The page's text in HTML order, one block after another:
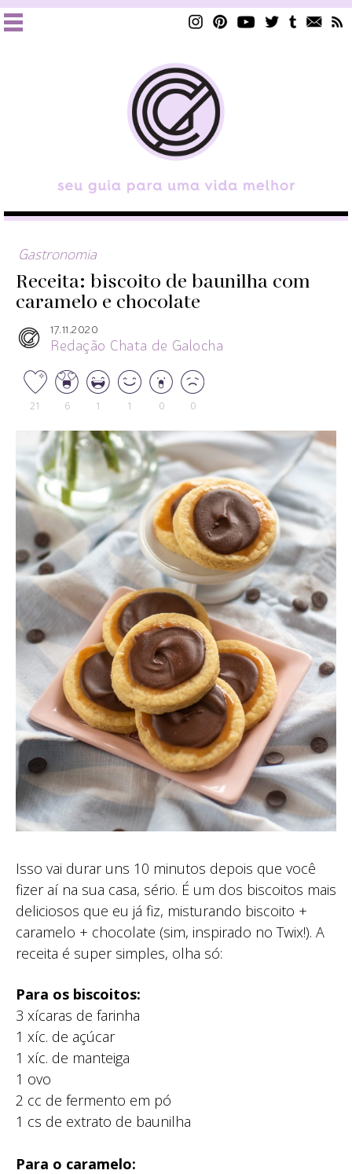
Gastronomia
Receita: biscoito de baunilha com
caramelo e chocolate
17.11.2020
Redação Chata de Galocha
21 6 1 1 0 0
Isso vai durar uns 10 minutos depois que você
fizer aí na sua casa, sério. É um dos biscoitos mais
deliciosos que eu já fiz, misturando biscoito +
caramelo + chocolate (sim, inspirado no Twix!). A
receita é super simples, olha só:
Para os biscoitos:
3 xícaras de farinha
1 xíc. de açúcar⁣
1 xíc. de manteiga
1 ovo⁣
2 cc de fermento em pó⁣
1 cs de extrato de baunilha⁣
Para o caramelo:⁣